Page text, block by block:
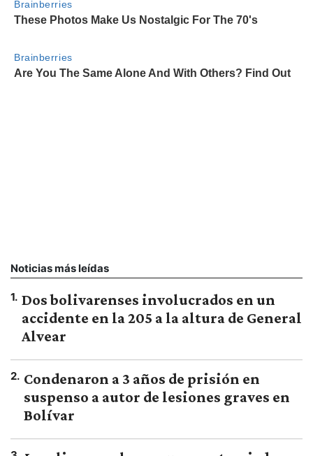
Noticias más leídas
1. Dos bolivarenses involucrados en un
accidente en la 205 a la altura de General
Alvear
2. Condenaron a 3 años de prisión en
suspenso a autor de lesiones graves en
Bolívar